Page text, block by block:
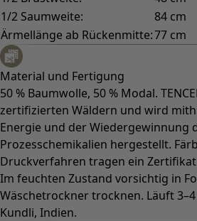
1/2 Saumweite:
84 cm
Ärmellänge ab Rückenmitte:77 cm
Material und Fertigung
50 % Baumwolle, 50 % Modal.
zertifizierten Wäldern und wird
Energie und der Wiedergewinnung
Prozesschemikalien hergestellt.
Druckverfahren tragen ein
Im feuchten Zustand vorsichtig in
Wäschetrockner trocknen. Läuft
Kundli, Indien.